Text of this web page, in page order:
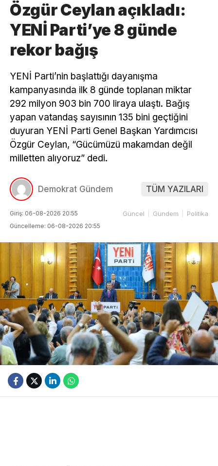
Özgür Ceylan açıkladı:
YENİ Parti’ye 8 günde
rekor bağış
YENİ Parti’nin başlattığı dayanışma
kampanyasında ilk 8 günde toplanan miktar
292 milyon 903 bin 700 liraya ulaştı. Bağış
yapan vatandaş sayısının 135 bini geçtiğini
duyuran YENİ Parti Genel Başkan Yardımcısı
Özgür Ceylan, “Gücümüzü makamdan değil
milletten alıyoruz” dedi.
Demokrat Gündem TÜM YAZILARI
Giriş: 06-08-2026 20:55
Güncelleme: 06-08-2026 20:55
Güncel Gündem Politika